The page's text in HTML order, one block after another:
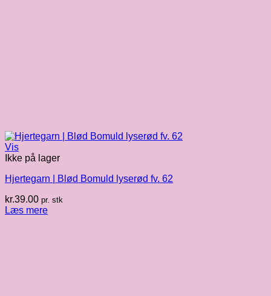
Vis
Ikke på lager
Hjertegarn | Blød Bomuld lyserød fv. 62
kr.39.00 pr. stk
Læs mere